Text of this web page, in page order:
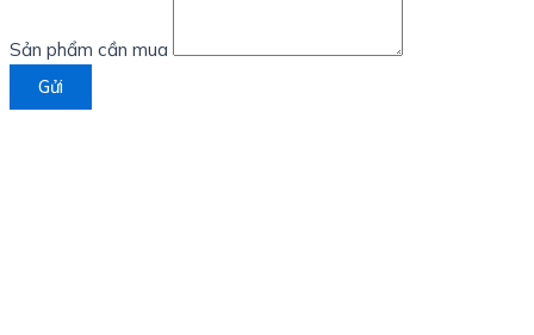
Sản phẩm cần mua
Gửi